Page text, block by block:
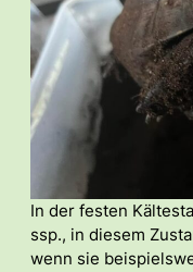
In der festen
ssp., in diesem
wenn sie